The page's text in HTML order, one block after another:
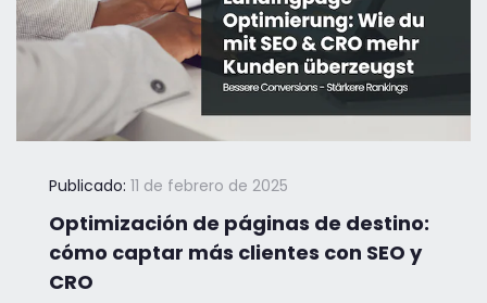
Publicado: 11 de febrero de 2025
Optimización de páginas de destino:
cómo captar más clientes con SEO y
CRO